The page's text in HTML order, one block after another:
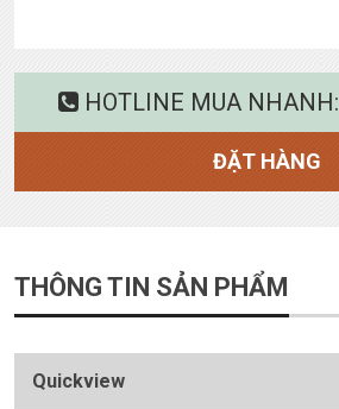
HOTLINE MUA NHANH:
ĐẶT HÀNG
THÔNG TIN SẢN PHẨM
Quickview